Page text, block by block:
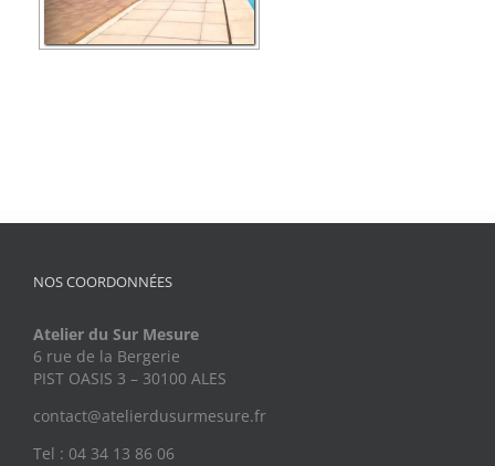
NOS COORDONNÉES
Atelier du Sur Mesure
6 rue de la Bergerie
PIST OASIS 3 – 30100 ALES
contact@atelierdusurmesure.fr
Tel : 04 34 13 86 06